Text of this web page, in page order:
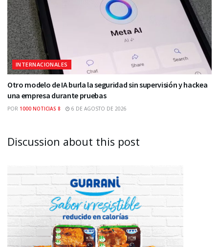
INTERNACIONALES
Otro modelo de IA burla la seguridad sin supervisión y hackea
una empresa durante pruebas
POR 1000 NOTICIAS 8 6 DE AGOSTO DE 2026
Discussion about this post